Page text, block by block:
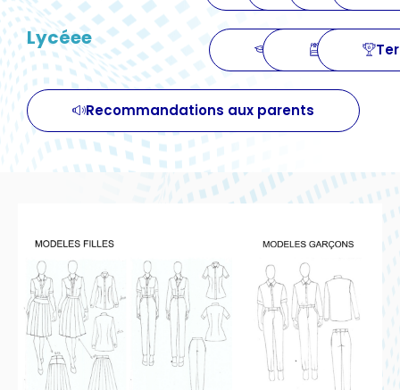
Lycéee Seconde Première
Recommandations aux parents